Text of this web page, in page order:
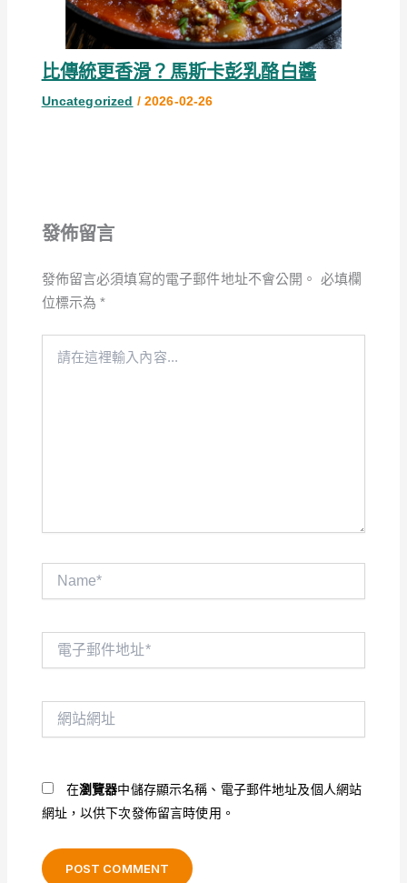
比傳統更香滑？馬斯卡彭乳酪白醬
Uncategorized / 2026-02-26
發佈留言
發佈留言必須填寫的電子郵件地址不會公開。 必填欄
位標示為*
在瀏覽器中儲存顯示名稱、電子郵件地址及個人網站
網址，以供下次發佈留言時使用。